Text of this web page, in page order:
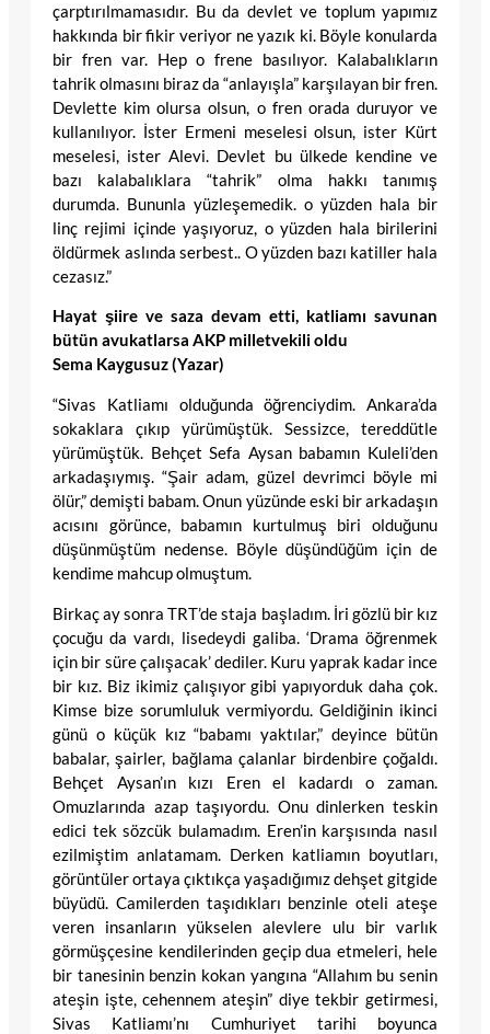
çarptırılmamasıdır. Bu da devlet ve toplum yapımız
hakkında bir fikir veriyor ne yazık ki. Böyle konularda
bir fren var. Hep o frene basılıyor. Kalabalıkların
tahrik olmasını biraz da “anlayışla” karşılayan bir fren.
Devlette kim olursa olsun, o fren orada duruyor ve
kullanılıyor. İster Ermeni meselesi olsun, ister Kürt
meselesi, ister Alevi. Devlet bu ülkede kendine ve
bazı kalabalıklara “tahrik” olma hakkı tanımış
durumda. Bununla yüzleşemedik. o yüzden hala bir
linç rejimi içinde yaşıyoruz, o yüzden hala birilerini
öldürmek aslında serbest.. O yüzden bazı katiller hala
cezasız.”
Hayat şiire ve saza devam etti, katliamı savunan
bütün avukatlarsa AKP milletvekili oldu
Sema Kaygusuz (Yazar)
“Sivas Katliamı olduğunda öğrenciydim. Ankara’da
sokaklara çıkıp yürümüştük. Sessizce, tereddütle
yürümüştük. Behçet Sefa Aysan babamın Kuleli’den
arkadaşıymış. “Şair adam, güzel devrimci böyle mi
ölür,” demişti babam. Onun yüzünde eski bir arkadaşın
acısını görünce, babamın kurtulmuş biri olduğunu
düşünmüştüm nedense. Böyle düşündüğüm için de
kendime mahcup olmuştum.
Birkaç ay sonra TRT’de staja başladım. İri gözlü bir kız
çocuğu da vardı, lisedeydi galiba. ‘Drama öğrenmek
için bir süre çalışacak’ dediler. Kuru yaprak kadar ince
bir kız. Biz ikimiz çalışıyor gibi yapıyorduk daha çok.
Kimse bize sorumluluk vermiyordu. Geldiğinin ikinci
günü o küçük kız “babamı yaktılar,” deyince bütün
babalar, şairler, bağlama çalanlar birdenbire çoğaldı.
Behçet Aysan’ın kızı Eren el kadardı o zaman.
Omuzlarında azap taşıyordu. Onu dinlerken teskin
edici tek sözcük bulamadım. Eren’in karşısında nasıl
ezilmiştim anlatamam. Derken katliamın boyutları,
görüntüler ortaya çıktıkça yaşadığımız dehşet gitgide
büyüdü. Camilerden taşıdıkları benzinle oteli ateşe
veren insanların yükselen alevlere ulu bir varlık
görmüşçesine kendilerinden geçip dua etmeleri, hele
bir tanesinin benzin kokan yangına “Allahım bu senin
ateşin işte, cehennem ateşin” diye tekbir getirmesi,
Sivas Katliamı’nı Cumhuriyet tarihi boyunca